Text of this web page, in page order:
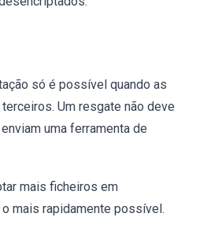
só é possível quando as
Um resgate não deve
uma ferramenta de
mais ficheiros em
mais rapidamente possível.